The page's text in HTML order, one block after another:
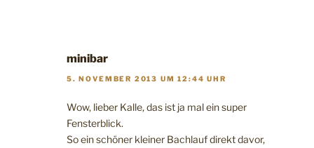
minibar
5. NOVEMBER 2013 UM 12:44 UHR
Wow, lieber Kalle, das ist ja mal ein super
Fensterblick.
So ein schöner kleiner Bachlauf direkt davor,